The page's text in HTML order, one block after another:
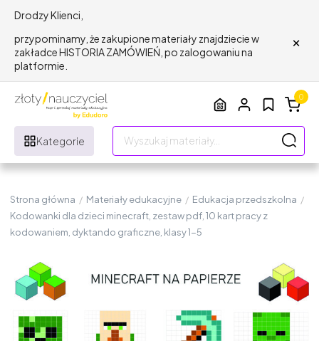
Drodzy Klienci,
przypominamy, że zakupione materiały znajdziecie w
zakładce HISTORIA ZAMÓWIEŃ, po zalogowaniu na
platformie.
×
Kategorie
0
Strona główna / Materiały edukacyjne / Edukacja przedszkolna /
Kodowanki dla dzieci minecraft, zestaw pdf, 10 kart pracy z
kodowaniem, dyktando graficzne, klasy 1-5